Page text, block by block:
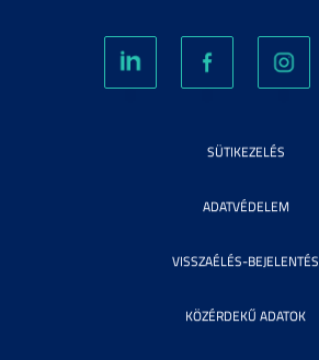
SÜTIKEZELÉS
ADATVÉDELEM
VISSZAÉLÉS-BEJELENTÉS
KÖZÉRDEKŰ ADATOK